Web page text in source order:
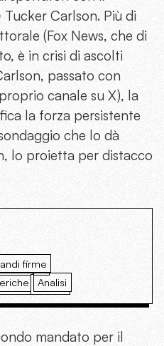
Tucker Carlson. Più di
(Fox News, che di
è in crisi di ascolti
passato con
canale su X), la
la forza persistente
che lo dà
lo proietta per distacco
firme
Analisi
mandato per il